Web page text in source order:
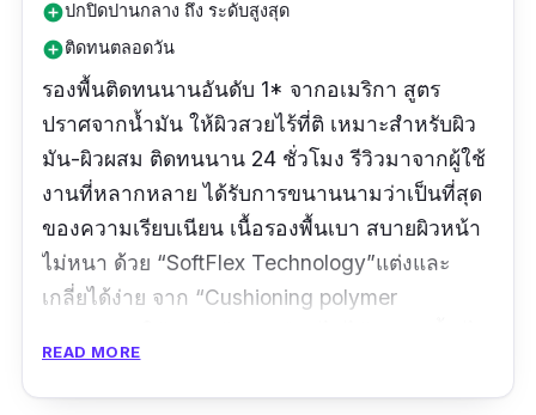
add_circleปกปิดปานกลาง ถึง ระดับสูงสุด
add_circleติดทนตลอดวัน
รองพื้นติดทนนานอันดับ 1* จากอเมริกา สูตร
ปราศจากน้ำมัน ให้ผิวสวยไร้ที่ติ เหมาะสำหรับผิว
มัน-ผิวผสม ติดทนนาน 24 ชั่วโมง รีวิวมาจากผู้ใช้
งานที่หลากหลาย ได้รับการขนานนามว่าเป็นที่สุด
ของความเรียบเนียน เนื้อรองพื้นเบา สบายผิวหน้า
ไม่หนา ด้วย “SoftFlex Technology”แต่งและ
เกลี่ยได้ง่าย จาก “Cushioning polymer
หนักใบหน้า ลิขสิทธิ์เฉพาะเทคโนโลยี “Won’t rub
off” มั่นใจกับใบหน้าสวย สมบูรณ์แบบ ไม่หลุด ไม่
READ MORE